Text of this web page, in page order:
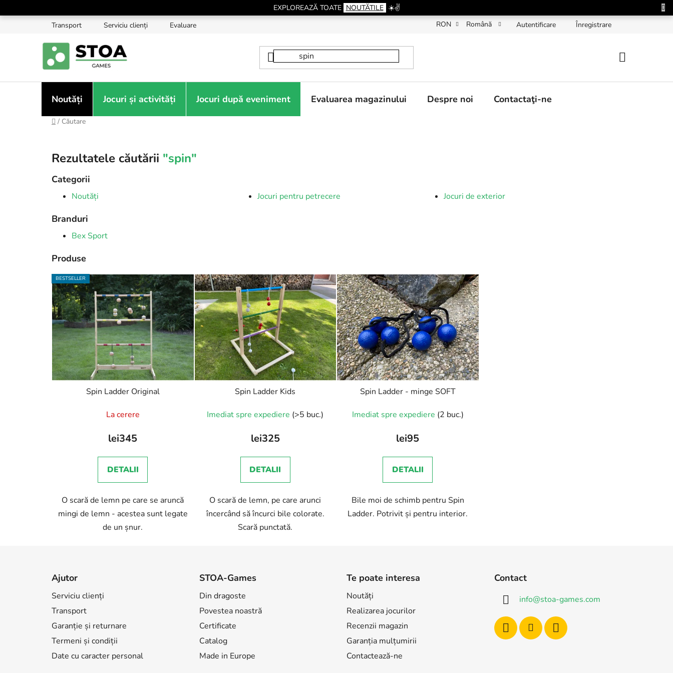
la
EXPLOREAZĂ TOATE NOUTĂTILE ☀️✌️
Transport
Serviciu clienți Evaluare RON Română Autentificare Înregistrare
Noutăți Jocuri și activități Jocuri după eveniment Evaluarea magazinului Despre noi Contactaţi-ne
Acasă
/ Căutare
Rezultatele căutării "spin"
Categorii
Noutăți Jocuri pentru petrecere Jocuri de exterior
Branduri
Bex Sport
Produse
BESTSELLER
Spin Ladder Original
La cerere
lei345
DETALII
O scară de lemn pe care se aruncă
mingi de lemn - acestea sunt legate
de un șnur.
Spin Ladder Kids
Imediat spre expediere (>5 buc.)
lei325
DETALII
O scară de lemn, pe care arunci
încercând să încurci bile colorate.
Scară punctată.
Spin Ladder - minge SOFT
Imediat spre expediere (2 buc.)
lei95
DETALII
Bile moi de schimb pentru Spin
Ladder. Potrivit și pentru interior.
Ajutor
Serviciu clienți
Transport
Garanție și returnare
Termeni și condiții
Date cu caracter personal
STOA-Games
Din dragoste
Povestea noastră
Certificate
Catalog
Made in Europe
Te poate interesa
Noutăți
Realizarea jocurilor
Recenzii magazin
Garanția mulțumirii
Contactează-ne
Contact
info@stoa-games.com